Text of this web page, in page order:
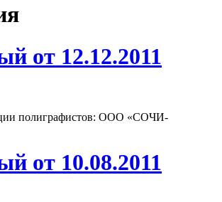
от 12.12.2011
полиграфистов: ООО «СОЧИ-
от 10.08.2011